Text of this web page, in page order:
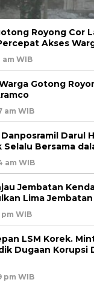
Royong Cor
Akses
am WIB
Gotong
am WIB
Darul
Selalu Bersama
am WIB
Jembatan
Lima
WIB
LSM Korek.
Dugaan Korupsi
pm WIB